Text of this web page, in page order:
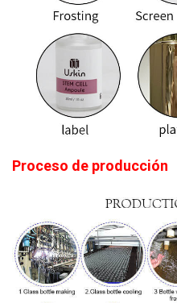
Proceso de producción